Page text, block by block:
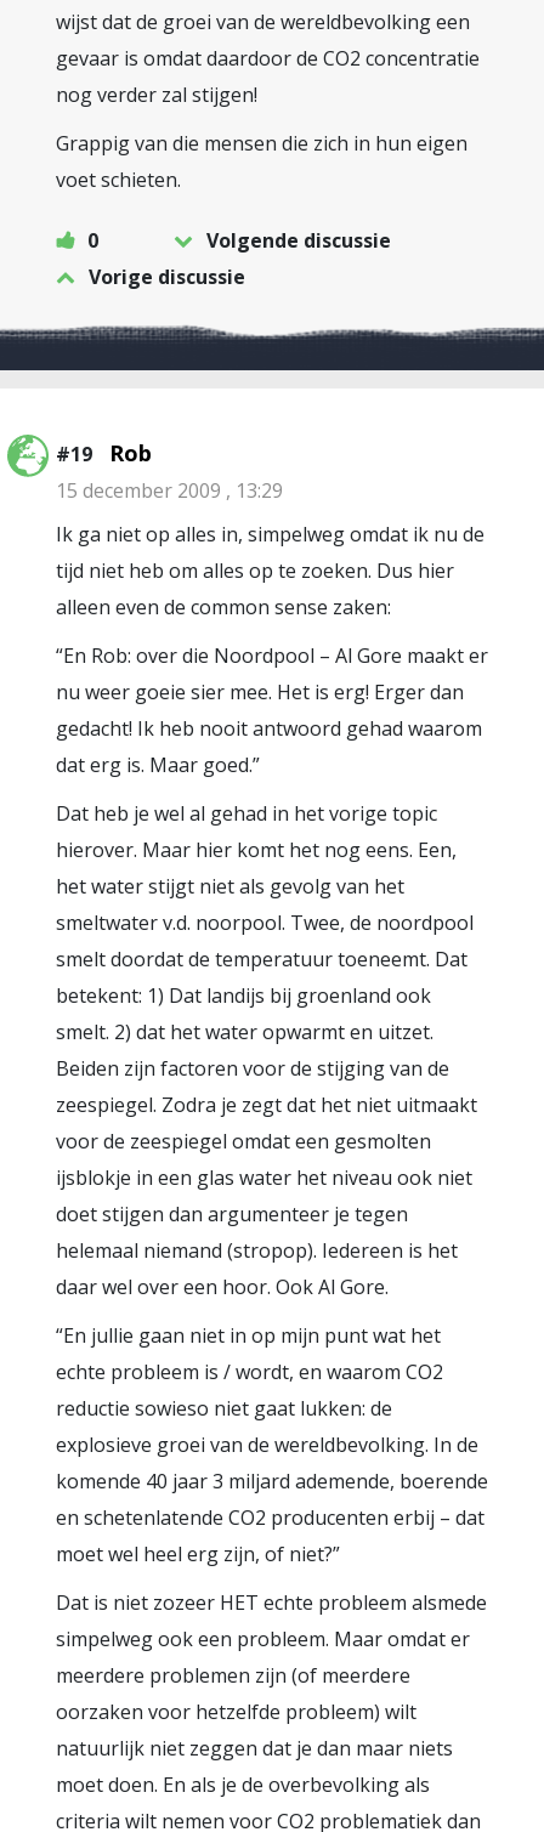
wijst dat de groei van de wereldbevolking een
gevaar is omdat daardoor de CO2 concentratie
nog verder zal stijgen!
Grappig van die mensen die zich in hun eigen
voet schieten.
0
Volgende discussie
Vorige discussie
#19 Rob
15 december 2009 , 13:29
Ik ga niet op alles in, simpelweg omdat ik nu de
tijd niet heb om alles op te zoeken. Dus hier
alleen even de common sense zaken:
“En Rob: over die Noordpool – Al Gore maakt er
nu weer goeie sier mee. Het is erg! Erger dan
gedacht! Ik heb nooit antwoord gehad waarom
dat erg is. Maar goed.”
Dat heb je wel al gehad in het vorige topic
hierover. Maar hier komt het nog eens. Een,
het water stijgt niet als gevolg van het
smeltwater v.d. noorpool. Twee, de noordpool
smelt doordat de temperatuur toeneemt. Dat
betekent: 1) Dat landijs bij groenland ook
smelt. 2) dat het water opwarmt en uitzet.
Beiden zijn factoren voor de stijging van de
zeespiegel. Zodra je zegt dat het niet uitmaakt
voor de zeespiegel omdat een gesmolten
ijsblokje in een glas water het niveau ook niet
doet stijgen dan argumenteer je tegen
helemaal niemand (stropop). Iedereen is het
daar wel over een hoor. Ook Al Gore.
“En jullie gaan niet in op mijn punt wat het
echte probleem is / wordt, en waarom CO2
reductie sowieso niet gaat lukken: de
explosieve groei van de wereldbevolking. In de
komende 40 jaar 3 miljard ademende, boerende
en schetenlatende CO2 producenten erbij – dat
moet wel heel erg zijn, of niet?”
Dat is niet zozeer HET echte probleem alsmede
simpelweg ook een probleem. Maar omdat er
meerdere problemen zijn (of meerdere
oorzaken voor hetzelfde probleem) wilt
natuurlijk niet zeggen dat je dan maar niets
moet doen. En als je de overbevolking als
criteria wilt nemen voor CO2 problematiek dan